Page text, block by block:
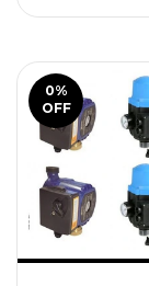
0%
OFF